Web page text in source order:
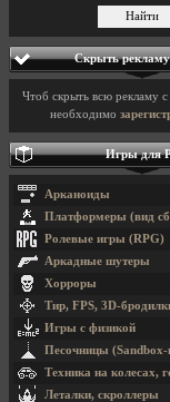
Скрыть рекламу
Чтоб скрыть всю рекламу с
необходимо
Игры для
Арканоиды
Платформеры (вид
Ролевые игры (RPG)
Аркадные шутеры
Хорроры
Тир, FPS, 3D-
Игры с физикой
Песочницы
Техника на колесах,
Леталки, скроллеры